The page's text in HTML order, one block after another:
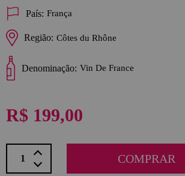
País: França
Região: Côtes du Rhône
Denominação: Vin De France
R$ 199,00
COMPRAR